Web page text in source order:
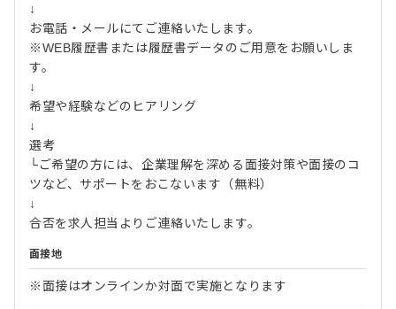
↓
お電話・メールにてご連絡いたします。
※WEB履歴書または履歴書データのご用意をお願いしま
す。
↓
希望や経験などのヒアリング
↓
選考
└ご希望の方には、企業理解を深める面接対策や面接のコ
ツなど、サポートをおこないます（無料）
↓
合否を求人担当よりご連絡いたします。
面接地
※面接はオンラインか対面で実施となります